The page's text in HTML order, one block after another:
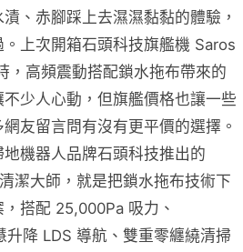
、赤腳踩上去濕濕黏黏的體驗，
上次開箱石頭科技旗艦機 Saros
，高頻震動搭配鎖水拖布帶來的
不少人心動，但旗艦價格也讓一些
友留言問有沒有更平價的選擇。
機器人品牌石頭科技推出的
潔大師，就是把鎖水拖布技術下
搭配 25,000Pa 吸力、
降 LDS 導航、雙重零纏繞清掃